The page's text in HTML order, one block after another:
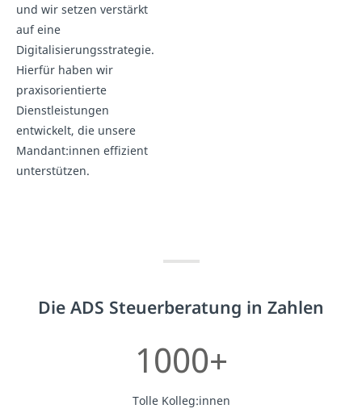
und wir setzen verstärkt
auf eine
Digitalisierungsstrategie.
Hierfür haben wir
praxisorientierte
Dienstleistungen
entwickelt, die unsere
Mandant:innen effizient
unterstützen.
Die ADS Steuerberatung in Zahlen
1000+
Tolle Kolleg:innen